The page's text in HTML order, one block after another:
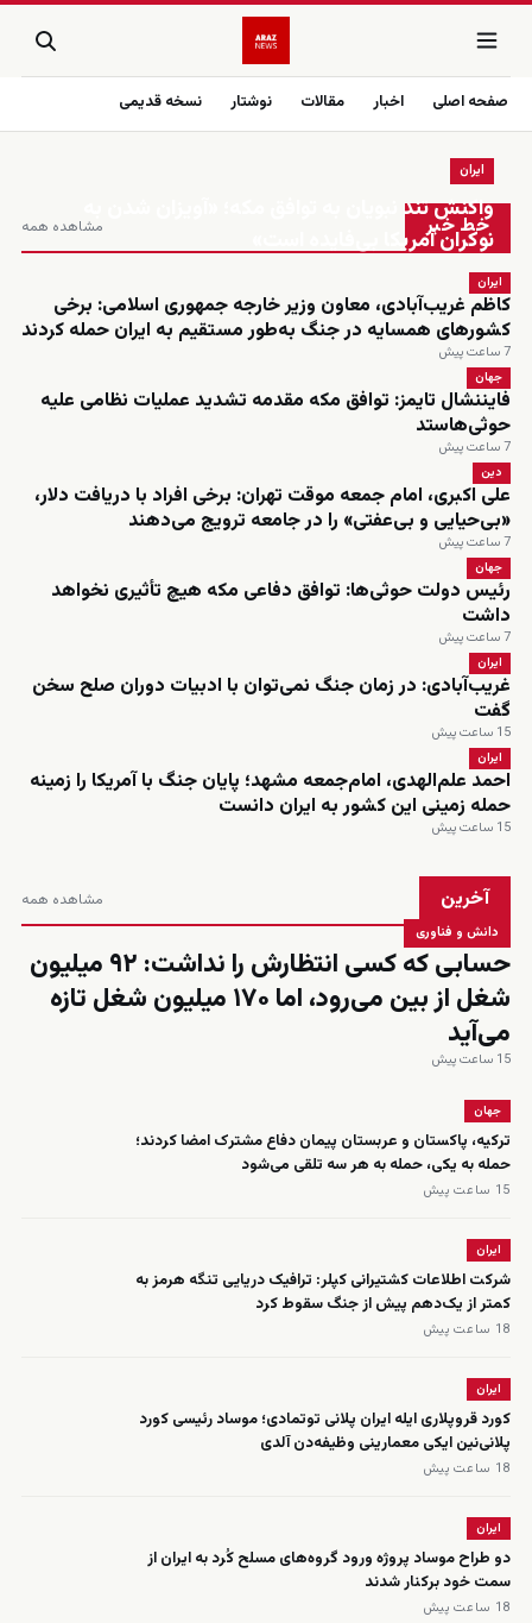
صفحه اصلی اخبار مقالات نوشتار نسخه قدیمی
زنده
خط خبر مشاهده همه
ایران
واکنش تند نبویان به توافق مکه؛ «آویزان شدن به
نوکران آمریکا بی‌فایده است»
ایران
کاظم غریب‌آبادی، معاون وزیر خارجه جمهوری اسلامی: برخی
کشورهای همسایه در جنگ به‌طور مستقیم به ایران حمله کردند
7 ساعت پیش
جهان
فایننشال تایمز: توافق مکه مقدمه تشدید عملیات نظامی علیه
حوثی‌هاستد
7 ساعت پیش
دین
علی اکبری، امام جمعه موقت تهران: برخی افراد با دریافت دلار،
«بی‌حیایی و بی‌عفتی» را در جامعه ترویج می‌دهند
7 ساعت پیش
جهان
رئیس دولت حوثی‌ها: توافق دفاعی مکه هیچ تأثیری نخواهد
داشت
7 ساعت پیش
ایران
غریب‌آبادی: در زمان جنگ نمی‌توان با ادبیات دوران صلح سخن
گفت
15 ساعت پیش
ایران
احمد علم‌الهدی، امام‌جمعه مشهد؛ پایان جنگ با آمریکا را زمینه
حمله زمینی این کشور به ایران دانست
15 ساعت پیش
آخرین مشاهده همه
دانش و فناوری
حسابی که کسی انتظارش را نداشت: ۹۲ میلیون
شغل از بین می‌رود، اما ۱۷۰ میلیون شغل تازه
می‌آید
15 ساعت پیش
جهان
ترکیه، پاکستان و عربستان پیمان دفاع مشترک امضا کردند؛
حمله به یکی، حمله به هر سه تلقی می‌شود
15 ساعت پیش
ایران
شرکت اطلاعات کشتیرانی کپلر: ترافیک دریایی تنگه هرمز به
کمتر از یک‌دهم پیش از جنگ سقوط کرد
18 ساعت پیش
ایران
کورد قروپلاری ایله ایران پلانی توتمادی؛ موساد رئیسی کورد
پلانی‌نین ایکی معمارینی وظیفه‌دن آلدی
18 ساعت پیش
ایران
دو طراح موساد پروژه ورود گروه‌های مسلح کُرد به ایران از
سمت خود برکنار شدند
18 ساعت پیش